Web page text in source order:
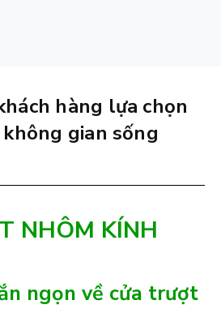
hàng lựa chọn
gian sống
NHÔM KÍNH
ngọn về cửa trượt